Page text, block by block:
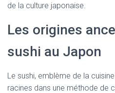
de la culture japonaise.
Les origines
sushi au Japon
Le sushi, emblème de la
racines dans une méthode de